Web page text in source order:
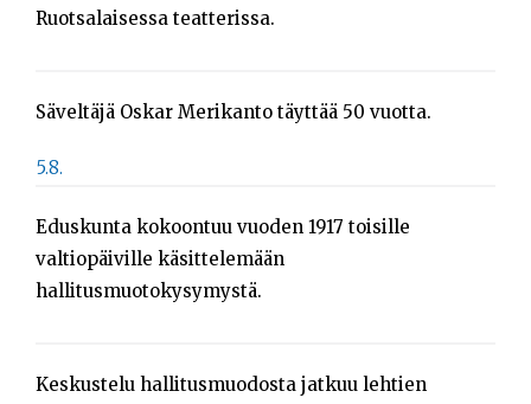
Ruotsalaisessa teatterissa.
Säveltäjä Oskar Merikanto täyttää 50 vuotta.
5.8.
Eduskunta kokoontuu vuoden 1917 toisille
valtiopäiville käsittelemään
hallitusmuotokysymystä.
Keskustelu hallitusmuodosta jatkuu lehtien